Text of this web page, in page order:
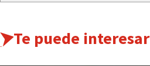
Te puede interesar